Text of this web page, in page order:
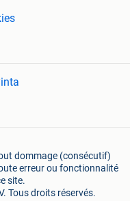
dommage (consécutif)
erreur ou fonctionnalité
site.
Tous droits réservés.